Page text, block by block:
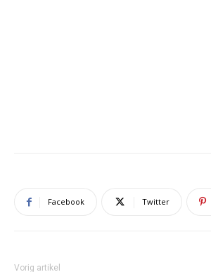
Facebook Twitter
Vorig artikel